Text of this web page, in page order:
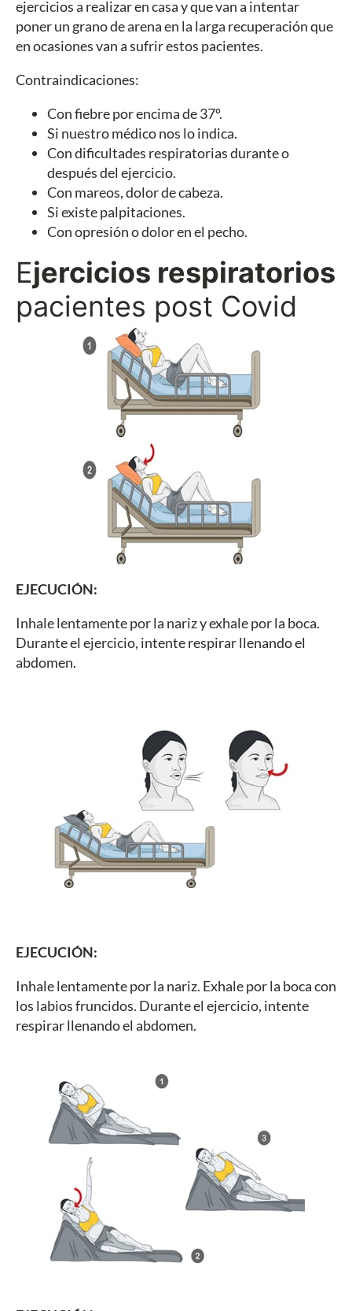
ejercicios a realizar en casa y que van a intentar
poner un grano de arena en la larga recuperación que
en ocasiones van a sufrir estos pacientes.
Contraindicaciones:
Con fiebre por encima de 37º.
Si nuestro médico nos lo indica.
Con dificultades respiratorias durante o
después del ejercicio.
Con mareos, dolor de cabeza.
Si existe palpitaciones.
Con opresión o dolor en el pecho.
Ejercicios respiratorios
pacientes post Covid
EJECUCIÓN:
Inhale lentamente por la nariz y exhale por la boca.
Durante el ejercicio, intente respirar llenando el
abdomen.
EJECUCIÓN:
Inhale lentamente por la nariz. Exhale por la boca con
los labios fruncidos. Durante el ejercicio, intente
respirar llenando el abdomen.